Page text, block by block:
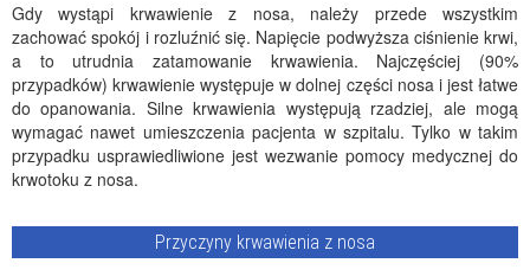
Gdy wystąpi krwawienie z nosa, należy przede wszystkim
zachować spokój i rozluźnić się. Napięcie podwyższa ciśnienie krwi,
a to utrudnia zatamowanie krwawienia. Najczęściej (90%
przypadków) krwawienie występuje w dolnej części nosa i jest łatwe
do opanowania. Silne krwawienia występują rzadziej, ale mogą
wymagać nawet umieszczenia pacjenta w szpitalu. Tylko w takim
przypadku usprawiedliwione jest wezwanie pomocy medycznej do
krwotoku z nosa.
Przyczyny krwawienia z nosa